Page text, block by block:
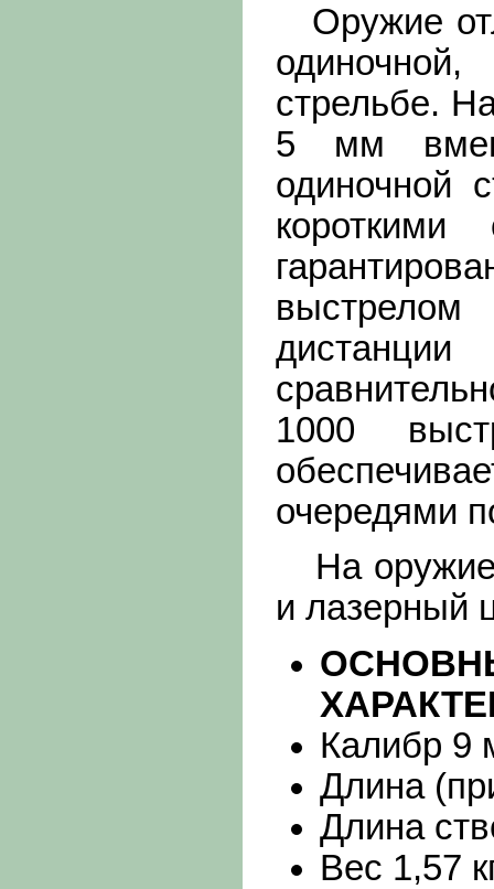
Оружие
стрельбе.
5 мм
одиночной
короткими
1000
очередями
На оружие
и лазерный
Калибр 9
Длина
Длина
Вес 1,57